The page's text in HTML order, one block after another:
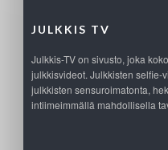
JULKKIS TV
Julkkis-TV on sivusto, joka
julkkisvideot. Julkkisten selfie-
julkkisten sensuroimatonta,
intiimeimmällä mahdollisella